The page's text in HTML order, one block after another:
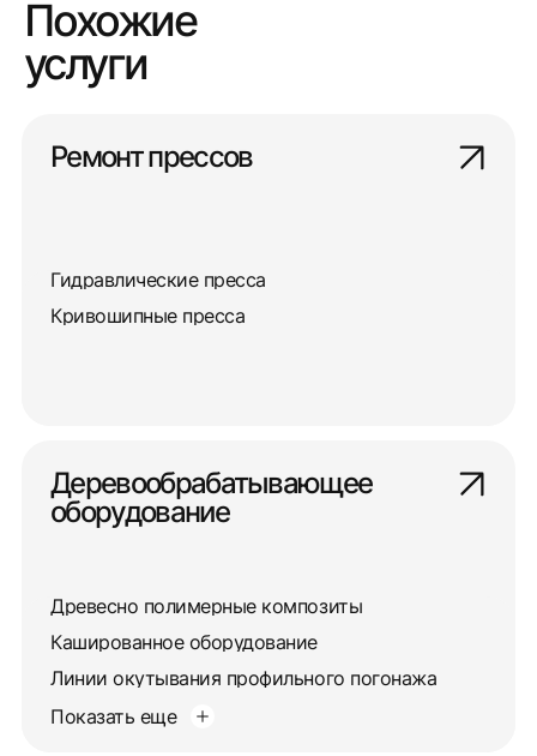
Похожие
услуги
Ремонт прессов
Гидравлические пресса
Кривошипные пресса
Деревообрабатывающее
оборудование
Древесно полимерные композиты
Кашированное оборудование
Линии окутывания профильного погонажа
Показать еще